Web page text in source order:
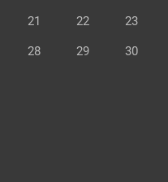
21 22 23
28 29 30